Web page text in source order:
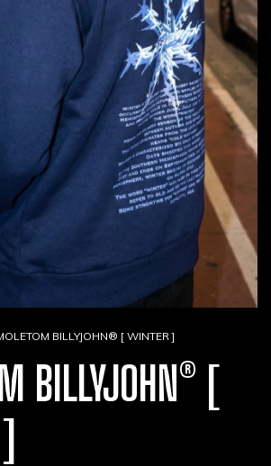
BILLYJOHN® [ WINTER ]
BILLYJOHN® [